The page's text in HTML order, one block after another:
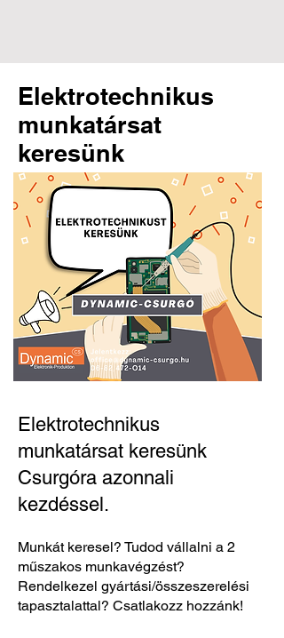
Dynamic-Csurgó Ltd. |
8840 Csurgó, Arany János
Street 44. | +36-82/472-014
Elektrotechnikus
munkatársat
keresünk
Elektrotechnikus
munkatársat keresünk
Csurgóra azonnali
kezdéssel.
Munkát keresel? Tudod vállalni a 2
műszakos munkavégzést?
Rendelkezel gyártási/összeszerelési
tapasztalattal? Csatlakozz hozzánk!